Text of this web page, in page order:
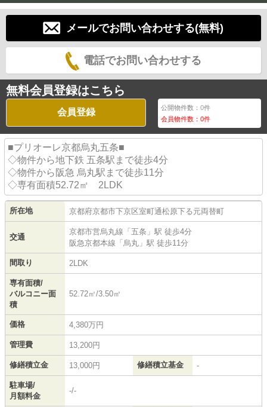
メールでお問い合わせする(無料)
電話でお問い合わせする
無料会員登録はこちら
会員登録 公開物件数：0件
会員物件数：0件
■プリオーレ京都烏丸五条■
◇物件から地下鉄 五条駅まで徒歩4分
◇物件から阪急 烏丸駅まで徒歩11分
◇専有面積52.72㎡ 2LDK
所在地 京都府京都市下京区室町通松原下る元両替町
交通
京都市営烏丸線 「五条 」駅 徒歩4分
阪急京都本線 「烏丸 」駅 徒歩11分
間取り 2LDK
専有面積/
バルコニー面
積
52.72㎡/3.50㎡
価格 4,380万円
管理費 13,200円
修繕積立金 13,000円 修繕積立基金 -
駐車場/
月額料金
-/-